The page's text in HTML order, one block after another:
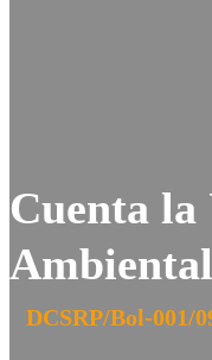
Cuenta la
DCSRP/Bol-001/